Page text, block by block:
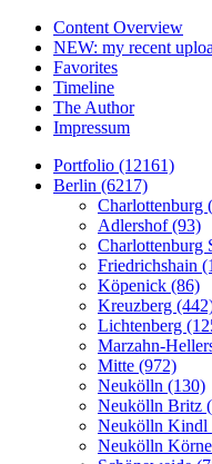
Content Overview
NEW: my recent
Favorites
Timeline
The Author
Impressum
Portfolio (12161)
Berlin (6217)
Charlottenburg
Adlershof (93)
Charlottenburg
Friedrichshain
Köpenick (86)
Kreuzberg
Lichtenberg
Marzahn-
Mitte (972)
Neukölln (130)
Neukölln Britz
Neukölln Kindl
Neukölln